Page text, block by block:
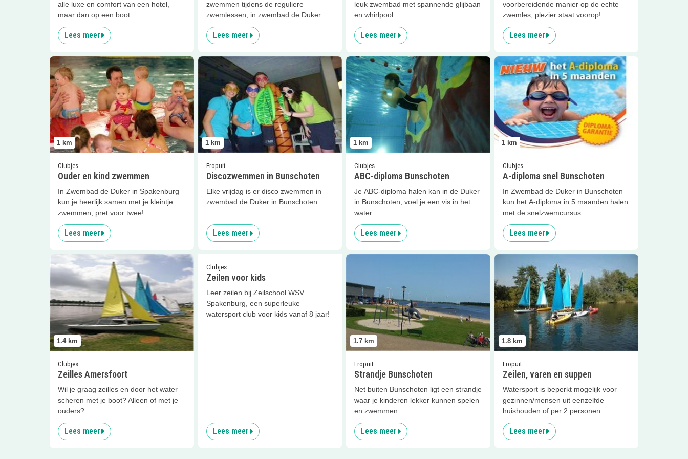
alle luxe en comfort van een hotel,
maar dan op een boot.
Lees meer
zwemmen tijdens de reguliere
zwemlessen, in zwembad de Duker.
Lees meer
leuk zwembad met spannende glijbaan
en whirlpool
Lees meer
voorbereidende manier op de echte
zwemles, plezier staat voorop!
Lees meer
1 km
Clubjes
Ouder en kind zwemmen
In Zwembad de Duker in Spakenburg
kun je heerlijk samen met je kleintje
zwemmen, pret voor twee!
Lees meer
Lees meer Ouder en kind zwemmen
1 km
Eropuit
Discozwemmen in Bunschoten
Elke vrijdag is er disco zwemmen in
zwembad de Duker in Bunschoten.
Lees meer
Lees meer Discozwemmen in Bunschoten
1 km
Clubjes
ABC-diploma Bunschoten
Je ABC-diploma halen kan in de Duker
in Bunschoten, voel je een vis in het
water.
Lees meer
Lees meerABC-diploma Bunschoten
1 km
Clubjes
A-diploma snel Bunschoten
In Zwembad de Duker in Bunschoten
kun het A-diploma in 5 maanden halen
met de snelzwemcursus.
Lees meer
Lees meerA-diploma snel Bunschoten
1.4 km
Clubjes
Zeilles Amersfoort
Wil je graag zeilles en door het water
scheren met je boot? Alleen of met je
ouders?
Lees meer
Lees meer Zeilles Amersfoort
Clubjes
Zeilen voor kids
Leer zeilen bij Zeilschool WSV
Spakenburg, een superleuke
watersport club voor kids vanaf 8 jaar!
Lees meer
1.7 km
Eropuit
Strandje Bunschoten
Net buiten Bunschoten ligt een strandje
waar je kinderen lekker kunnen spelen
en zwemmen.
Lees meer
Lees meer
1.8 km
Eropuit
Zeilen, varen en suppen
Watersport is beperkt mogelijk voor
gezinnen/mensen uit eenzelfde
huishouden of per 2 personen.
Lees meer
Lees meer